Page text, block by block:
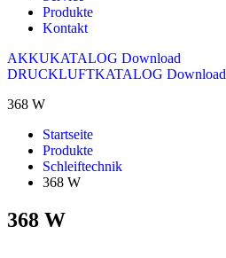
Produkte
Kontakt
AKKUKATALOG Download
DRUCKLUFTKATALOG Download
368 W
Startseite
Produkte
Schleiftechnik
368 W
368 W